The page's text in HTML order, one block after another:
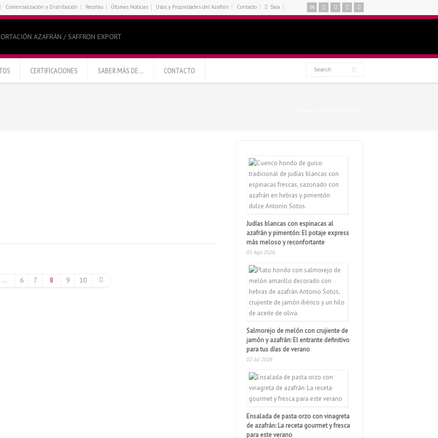
Comercialización y Distribución Recetas Últimas Noticias Usos y Propiedades del Azafrán Contacto
AZAFRÁN / SAFFRON EXPORT
CERTIFICACIONES SABER MÁS DE… CONTACTO
… 6 7 8 9 10
Judías blancas con espinacas al
azafrán y pimentón: El potaje express
más meloso y reconfortante
05 Ago 2026
Salmorejo de melón con crujiente de
jamón y azafrán: El entrante definitivo
para tus días de verano
02 Jul 2026
Ensalada de pasta orzo con vinagreta
de azafrán: La receta gourmet y fresca
para este verano